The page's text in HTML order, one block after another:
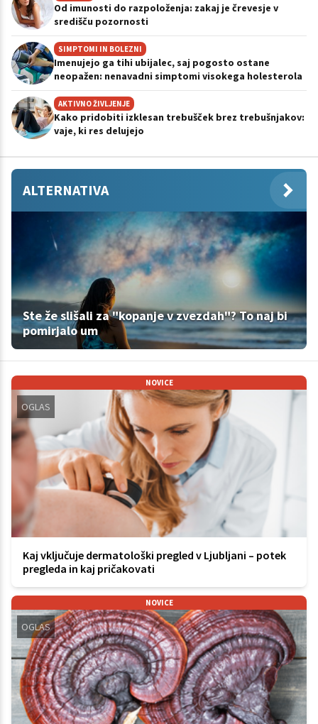
Od imunosti do razpoloženja: zakaj je črevesje v
središču pozornosti
SIMPTOMI IN BOLEZNI
Imenujejo ga tihi ubijalec, saj pogosto ostane
neopažen: nenavadni simptomi visokega holesterola
AKTIVNO ŽIVLJENJE
Kako pridobiti izklesan trebušček brez trebušnjakov:
vaje, ki res delujejo
ALTERNATIVA
Ste že slišali za "kopanje v zvezdah"? To naj bi
pomirjalo um
NOVICE
OGLAS
Kaj vključuje dermatološki pregled v Ljubljani – potek
pregleda in kaj pričakovati
NOVICE
OGLAS